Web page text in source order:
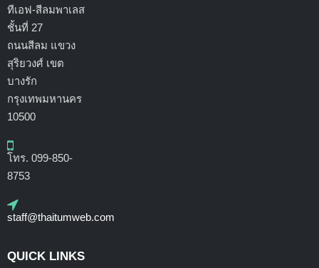
ทีเอฟ-สีลมพาเลส
ชั้นที่ 27
ถนนสีลม แขวง
สุริยวงศ์ เขต
บางรัก
กรุงเทพมหานคร
10500
โทร. 099-850-
8753
staff@thaitumweb.com
QUICK LINKS